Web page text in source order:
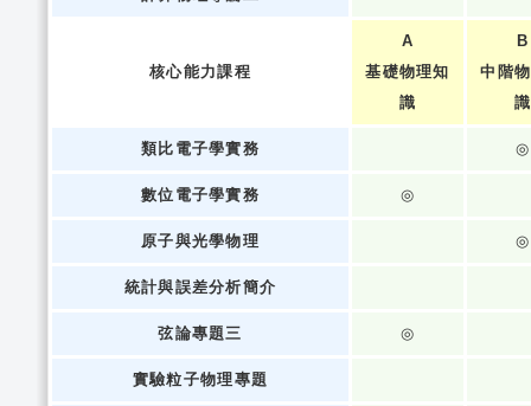
核心能力課程
A
基礎物理知
識
B
中階
識
類比電子學實務 ◎
數位電子學實務 ◎
原子與光學物理 ◎
統計與誤差分析簡介
弦論專題三 ◎
實驗粒子物理專題